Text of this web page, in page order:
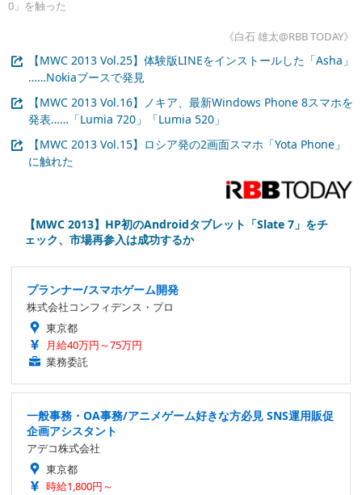
0」を触った
《白石 雄太@RBB TODAY》
【MWC 2013 Vol.25】体験版LINEをインストールした「Asha」
……Nokiaブースで発見
【MWC 2013 Vol.16】ノキア、最新Windows Phone 8スマホを
発表……「Lumia 720」「Lumia 520」
【MWC 2013 Vol.15】ロシア発の2画面スマホ「Yota Phone」
に触れた
【MWC 2013】HP初のAndroidタブレット「Slate 7」をチ
ェック、市場再参入は成功するか
プランナー/スマホゲーム開発
株式会社コンフィデンス・プロ
東京都
月給40万円～75万円
業務委託
一般事務・OA事務/アニメゲーム好きな方必見 SNS運用販促
企画アシスタント
アデコ株式会社
東京都
時給1,800円～